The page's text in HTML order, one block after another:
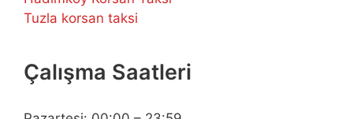
Tuzla korsan taksi
Çalışma Saatleri